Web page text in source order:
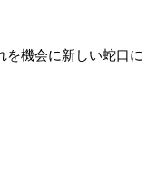
を機会に新しい蛇口に